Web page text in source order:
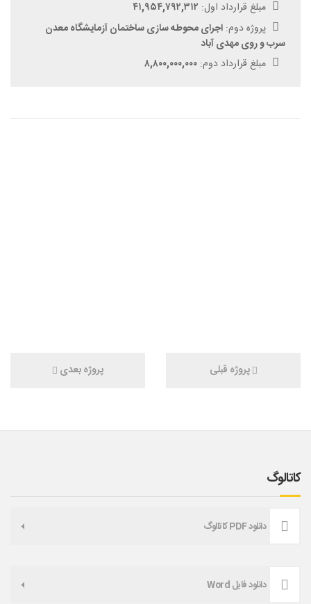
مبلغ قرارداد اول: ۴۱,۹۵۴,۷۹۲,۳۱۲
پروژه دوم: اجرای محوطه سازی ساختمان آزمایشگاه معدن
سرب و روی مهدی آباد
مبلغ قرارداد دوم: ۸,۸۰۰,۰۰۰,۰۰۰
پروژه قبلی پروژه بعدی
کاتالوگ
دانلود PDF کاتالوگ
دانلود فایل Word